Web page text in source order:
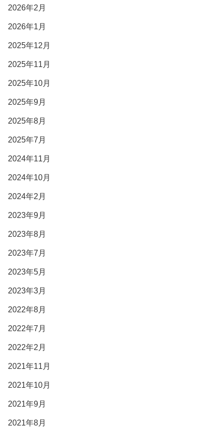
2026年2月
2026年1月
2025年12月
2025年11月
2025年10月
2025年9月
2025年8月
2025年7月
2024年11月
2024年10月
2024年2月
2023年9月
2023年8月
2023年7月
2023年5月
2023年3月
2022年8月
2022年7月
2022年2月
2021年11月
2021年10月
2021年9月
2021年8月